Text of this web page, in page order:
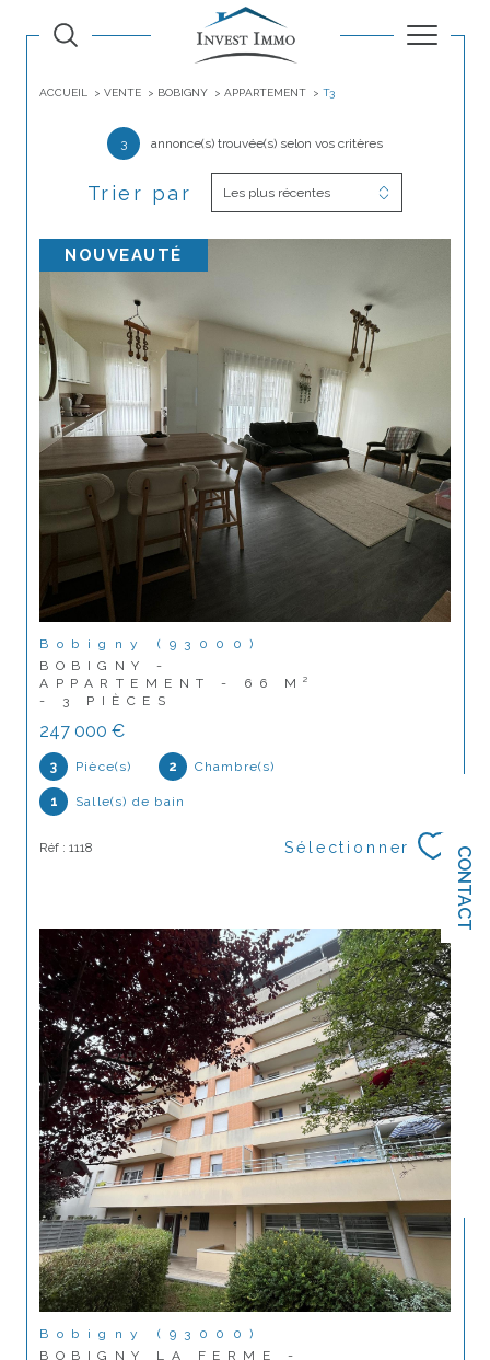
CONTACT
ACCUEIL VENTE BOBIGNY APPARTEMENT T3
3 annonce(s) trouvée(s) selon vos critères
Trier par Les plus récentes
NOUVEAUTÉ
Bobigny (93000)
BOBIGNY -
APPARTEMENT - 66 M²
- 3 PIÈCES
247 000 €
3 Pièce(s) 2 Chambre(s)
1 Salle(s) de bain
Réf : 1118 Sélectionner
Bobigny (93000)
BOBIGNY LA FERME -